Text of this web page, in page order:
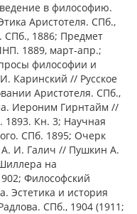
в философию.
Аристотеля. СПб.,
СПб., 1886; Предмет
1889, март-апр.;
философии и
Каринский // Русское
Аристотеля. СПб.,
Иероним Гирнтайм //
1893. Кн. 3; Научная
СПб. 1895; Очерк
И. Галич // Пушкин А.
на
Философский
Эстетика и история
СПб., 1904 (1911;